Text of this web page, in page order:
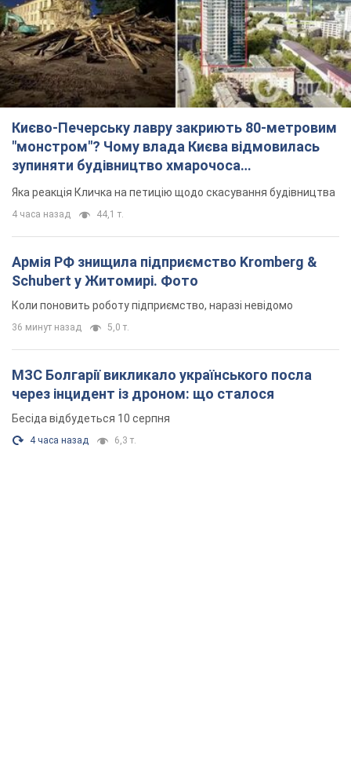
Києво-Печерську лавру закриють 80-метровим
"монстром"? Чому влада Києва відмовилась
зупиняти будівництво хмарочоса
"московського вірянина"
Яка реакція Кличка на петицію щодо скасування будівництва
4 часа назад 44,1 т.
Армія РФ знищила підприємство Kromberg &
Schubert у Житомирі. Фото
Коли поновить роботу підприємство, наразі невідомо
36 минут назад 5,0 т.
МЗС Болгарії викликало українського посла
через інцидент із дроном: що сталося
Бесіда відбудеться 10 серпня
4 часа назад 6,3 т.